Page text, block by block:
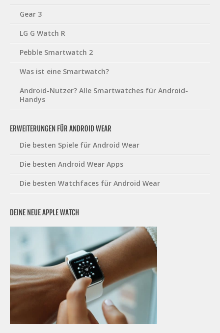
Gear 3
LG G Watch R
Pebble Smartwatch 2
Was ist eine Smartwatch?
Android-Nutzer? Alle Smartwatches für Android-
Handys
ERWEITERUNGEN FÜR ANDROID WEAR
Die besten Spiele für Android Wear
Die besten Android Wear Apps
Die besten Watchfaces für Android Wear
DEINE NEUE APPLE WATCH